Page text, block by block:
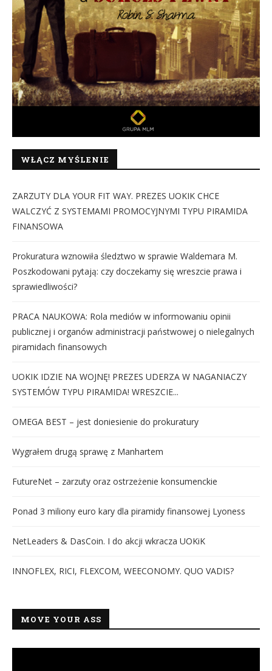
WŁĄCZ MYŚLENIE
ZARZUTY DLA YOUR FIT WAY. PREZES UOKIK CHCE
WALCZYĆ Z SYSTEMAMI PROMOCYJNYMI TYPU PIRAMIDA
FINANSOWA
Prokuratura wznowiła śledztwo w sprawie Waldemara M.
Poszkodowani pytają: czy doczekamy się wreszcie prawa i
sprawiedliwości?
PRACA NAUKOWA: Rola mediów w informowaniu opinii
publicznej i organów administracji państwowej o nielegalnych
piramidach finansowych
UOKIK IDZIE NA WOJNĘ! PREZES UDERZA W NAGANIACZY
SYSTEMÓW TYPU PIRAMIDA! WRESZCIE...
OMEGA BEST – jest doniesienie do prokuratury
Wygrałem drugą sprawę z Manhartem
FutureNet – zarzuty oraz ostrzeżenie konsumenckie
Ponad 3 miliony euro kary dla piramidy finansowej Lyoness
NetLeaders & DasCoin. I do akcji wkracza UOKiK
INNOFLEX, RICI, FLEXCOM, WEECONOMY. QUO VADIS?
MOVE YOUR ASS